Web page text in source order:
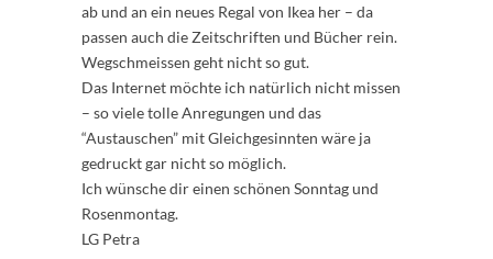
ab und an ein neues Regal von Ikea her – da
passen auch die Zeitschriften und Bücher rein.
Wegschmeissen geht nicht so gut.
Das Internet möchte ich natürlich nicht missen
– so viele tolle Anregungen und das
“Austauschen” mit Gleichgesinnten wäre ja
gedruckt gar nicht so möglich.
Ich wünsche dir einen schönen Sonntag und
Rosenmontag.
LG Petra